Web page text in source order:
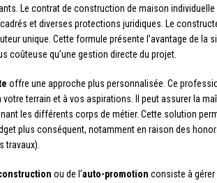
Le contrat de construction de maison individuelle
et diverses protections juridiques. Le
unique. Cette formule présente l’avantage de la
coûteuse qu’une gestion directe du projet.
offre une approche plus personnalisée. Ce
terrain et à vos aspirations. Il peut assurer la
les différents corps de métier. Cette solution
plus conséquent, notamment en raison des
travaux).
ou de l’auto-promotion consiste à